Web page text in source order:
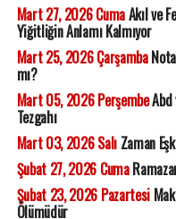
Mart 27, 2026 CumaAkıl ve
Yiğitliğin Anlamı Kalmıyor
Mart 25, 2026 Çarşamba
mı?
Mart 05, 2026 PerşembeAbd
Tezgahı
Mart 03, 2026 SalıZaman
Şubat 27, 2026 Cuma
Şubat 23, 2026 Pazartesi
Ölümüdür